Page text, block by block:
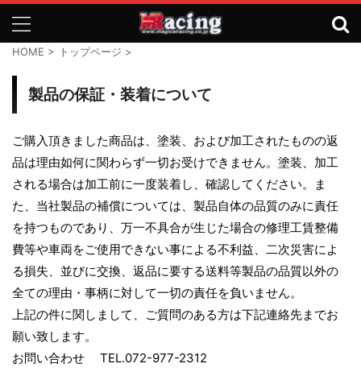
HOME > トップページ >
製品の保証・装着について
ご購入頂きました商品は、塗装、および加工されたものの返
品は理由如何に関わらず一切お受けできません。塗装、加工
される場合は加工前に一度装着し、確認してください。ま
た、当社製品の補償については、製品自体の品質のみに責任
を持つものであり、万一不具合が生じた場合の修理工賃整備
費等や車両をご使用できない事による不利益、二次災害によ
る損失、並びに交換、返品に要する送料等製品の品質以外の
全ての理由・事柄に対して一切の責任を負いません。
上記の件に関しまして、ご質問のある方は下記連絡先までお
願い致します。
お問い合わせ TEL.072-977-2312